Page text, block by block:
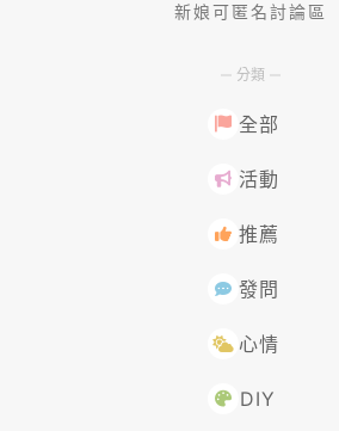
好婚聊聊新娘可匿名討論區
分類
全部
活動
推薦
發問
心情
DIY